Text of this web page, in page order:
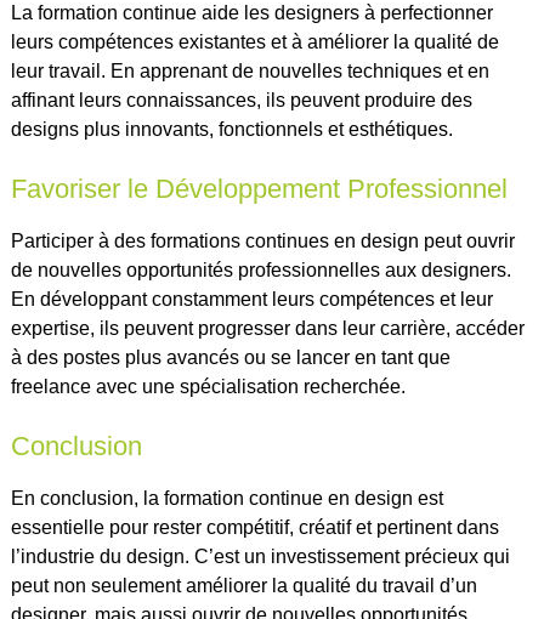
La formation continue aide les designers à perfectionner
leurs compétences existantes et à améliorer la qualité de
leur travail. En apprenant de nouvelles techniques et en
affinant leurs connaissances, ils peuvent produire des
designs plus innovants, fonctionnels et esthétiques.
Favoriser le Développement Professionnel
Participer à des formations continues en design peut ouvrir
de nouvelles opportunités professionnelles aux designers.
En développant constamment leurs compétences et leur
expertise, ils peuvent progresser dans leur carrière, accéder
à des postes plus avancés ou se lancer en tant que
freelance avec une spécialisation recherchée.
Conclusion
En conclusion, la formation continue en design est
essentielle pour rester compétitif, créatif et pertinent dans
l’industrie du design. C’est un investissement précieux qui
peut non seulement améliorer la qualité du travail d’un
designer, mais aussi ouvrir de nouvelles opportunités